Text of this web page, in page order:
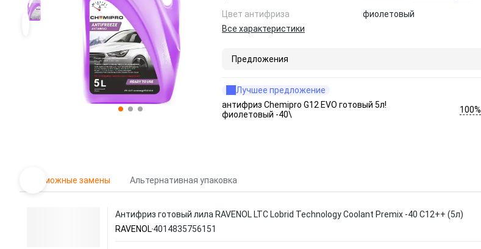
Цвет антифриза
фиолетовый
Все характеристики
Предложения
Лучшее предложение
антифриз Chemipro G12 EVO готовый 5л!
фиолетовый -40\
100%
Возможные замены Альтернативная упаковка
Антифриз готовый лила RAVENOL LTC Lobrid Technology Coolant Premix -40 C12++ (5л)
RAVENOL4014835756151